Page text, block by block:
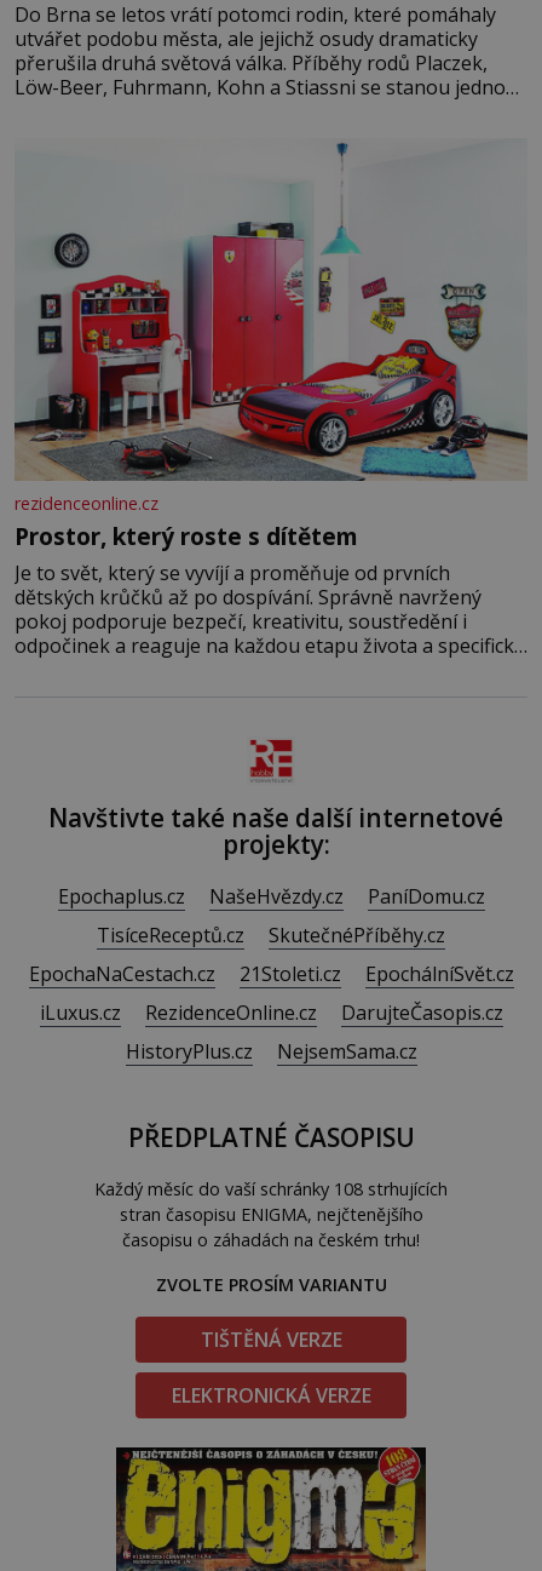
Do Brna se letos vrátí potomci rodin, které pomáhaly
utvářet podobu města, ale jejichž osudy dramaticky
přerušila druhá světová válka. Příběhy rodů Placzek,
Löw-Beer, Fuhrmann, Kohn a Stiassni se stanou jednou
jednoduché. Místa, která si člověk pamatuje z rodinných
rezidenceonline.cz
Prostor, který roste s dítětem
Je to svět, který se vyvíjí a proměňuje od prvních
dětských krůčků až po dospívání. Správně navržený
pokoj podporuje bezpečí, kreativitu, soustředění i
odpočinek a reaguje na každou etapu života a specifické
Navštivte také naše další internetové
projekty:
Epochaplus.cz NašeHvězdy.cz
PaníDomu.cz
TisíceReceptů.cz
SkutečnéPříběhy.cz
EpochaNaCestach.cz
21Stoleti.cz
EpochálníSvět.cz
iLuxus.cz
RezidenceOnline.cz
DarujteČasopis.cz
HistoryPlus.cz
NejsemSama.cz
PŘEDPLATNÉ ČASOPISU
Každý měsíc do vaší schránky 108 strhujících
stran časopisu ENIGMA, nejčtenějšího
časopisu o záhadách na českém trhu!
ZVOLTE PROSÍM VARIANTU
TIŠTĚNÁ VERZE
ELEKTRONICKÁ VERZE